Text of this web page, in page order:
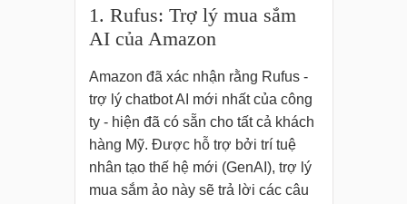
1. Rufus: Trợ lý mua sắm
AI của Amazon
Amazon đã xác nhận rằng Rufus -
trợ lý chatbot AI mới nhất của công
ty - hiện đã có sẵn cho tất cả khách
hàng Mỹ. Được hỗ trợ bởi trí tuệ
nhân tạo thế hệ mới (GenAI), trợ lý
mua sắm ảo này sẽ trả lời các câu